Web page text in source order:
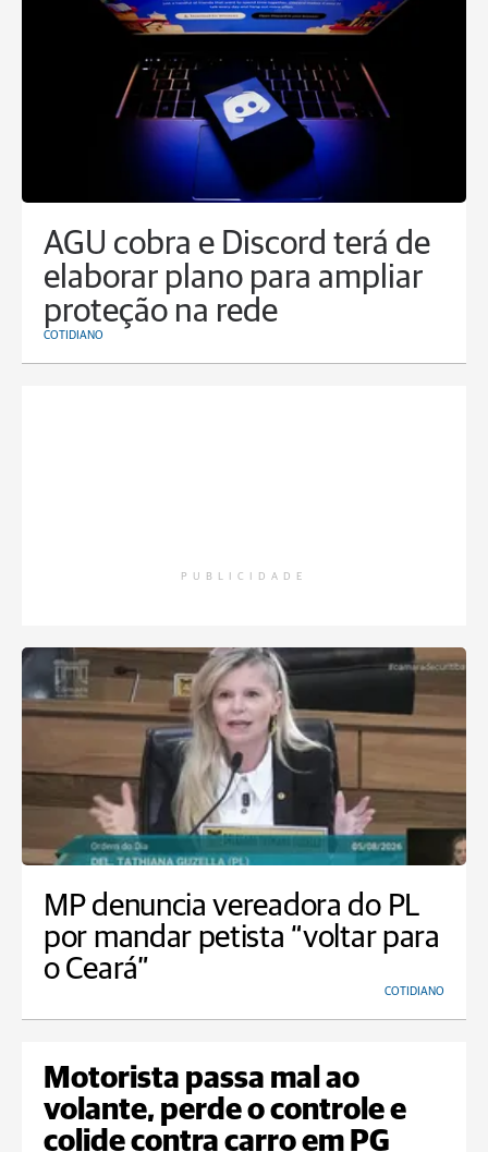
AGU cobra e Discord terá de
elaborar plano para ampliar
proteção na rede
COTIDIANO
PUBLICIDADE
MP denuncia vereadora do PL
por mandar petista “voltar para
o Ceará”
COTIDIANO
Motorista passa mal ao
volante, perde o controle e
colide contra carro em PG